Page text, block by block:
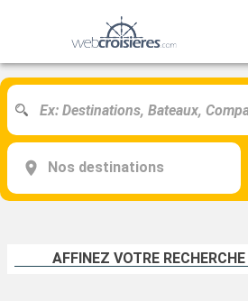
Nos destinations
AFFINEZ VOTRE RECHERCHE